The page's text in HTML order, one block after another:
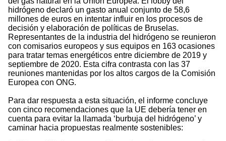
hidrógeno declaró un gasto anual conjunto de 58,6
millones de euros en intentar influir en los procesos de
decisión y elaboración de políticas de Bruselas.
Representantes de la industria del hidrógeno se reunieron
con comisarios europeos y sus equipos en 163 ocasiones
para tratar temas energéticos entre diciembre de 2019 y
septiembre de 2020. Esta cifra contrasta con las 37
reuniones mantenidas por los altos cargos de la Comisión
Europea con ONG.
Para dar respuesta a esta situación, el informe concluye
con cinco recomendaciones que la UE debería tener en
cuenta para evitar la llamada ‘burbuja del hidrógeno’ y
caminar hacia propuestas realmente sostenibles: